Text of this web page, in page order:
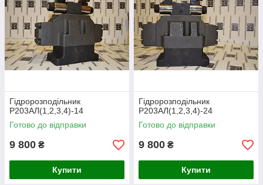
Гідророзподільник
Р203АЛ(1,2,3,4)-14
Готово до відправки
9 800 ₴
Купити
Гідророзподільник
Р203АЛ(1,2,3,4)-24
Готово до відправки
9 800 ₴
Купити